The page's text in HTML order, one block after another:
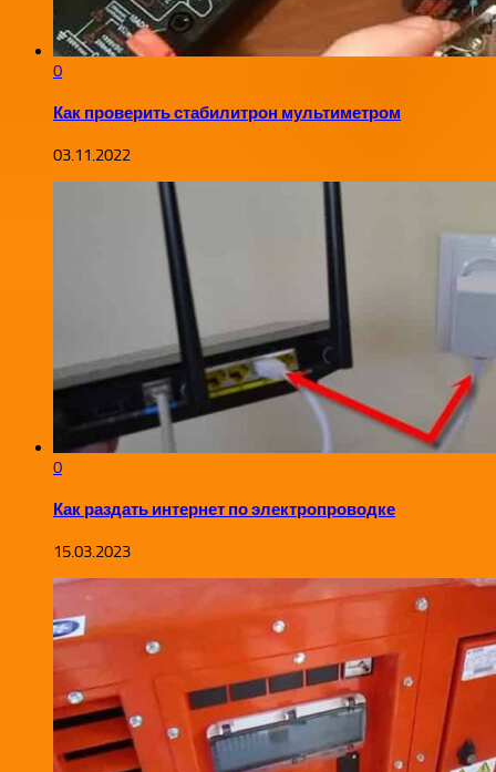
0
Как проверить стабилитрон мультиметром
03.11.2022
0
Как раздать интернет по электропроводке
15.03.2023